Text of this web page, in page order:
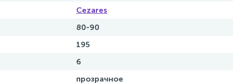
Cezares
80-90
195
6
прозрачное